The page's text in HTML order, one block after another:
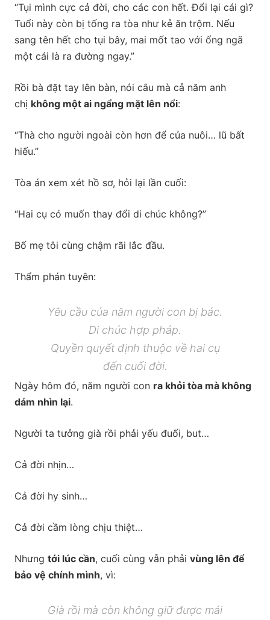
“Tụi mình cực cả đời, cho các con hết. Đổi lại cái gì?
Tuổi này còn bị tống ra tòa như kẻ ăn trộm. Nếu
sang tên hết cho tụi bây, mai mốt tao với ổng ngã
một cái là ra đường ngay.”
Rồi bà đặt tay lên bàn, nói câu mà cả năm anh
chị không một ai ngẩng mặt lên nổi:
“Thà cho người ngoài còn hơn để của nuôi… lũ bất
hiếu.”
Tòa án xem xét hồ sơ, hỏi lại lần cuối:
“Hai cụ có muốn thay đổi di chúc không?”
Bố mẹ tôi cùng chậm rãi lắc đầu.
Thẩm phán tuyên:
Yêu cầu của năm người con bị bác.
Di chúc hợp pháp.
Quyền quyết định thuộc về hai cụ
đến cuối đời.
Ngày hôm đó, năm người con ra khỏi tòa mà không
dám nhìn lại.
Người ta tưởng già rồi phải yếu đuối, but…
Cả đời nhịn…
Cả đời hy sinh…
Cả đời cầm lòng chịu thiệt…
Nhưng tới lúc cần, cuối cùng vẫn phải vùng lên để
bảo vệ chính mình, vì:
Già rồi mà còn không giữ được mái